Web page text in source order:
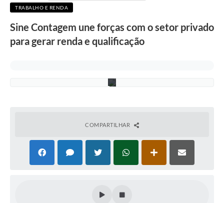
TRABALHO E RENDA
Sine Contagem une forças com o setor privado
para gerar renda e qualificação
r
o
COMPARTILHAR